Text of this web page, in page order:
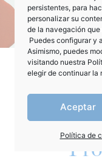
persistentes, para
personalizar su
de la navegación
Puedes configurar y
Asimismo, puedes
visitando nuestra
elegir de continuar la
Aceptar
Política de